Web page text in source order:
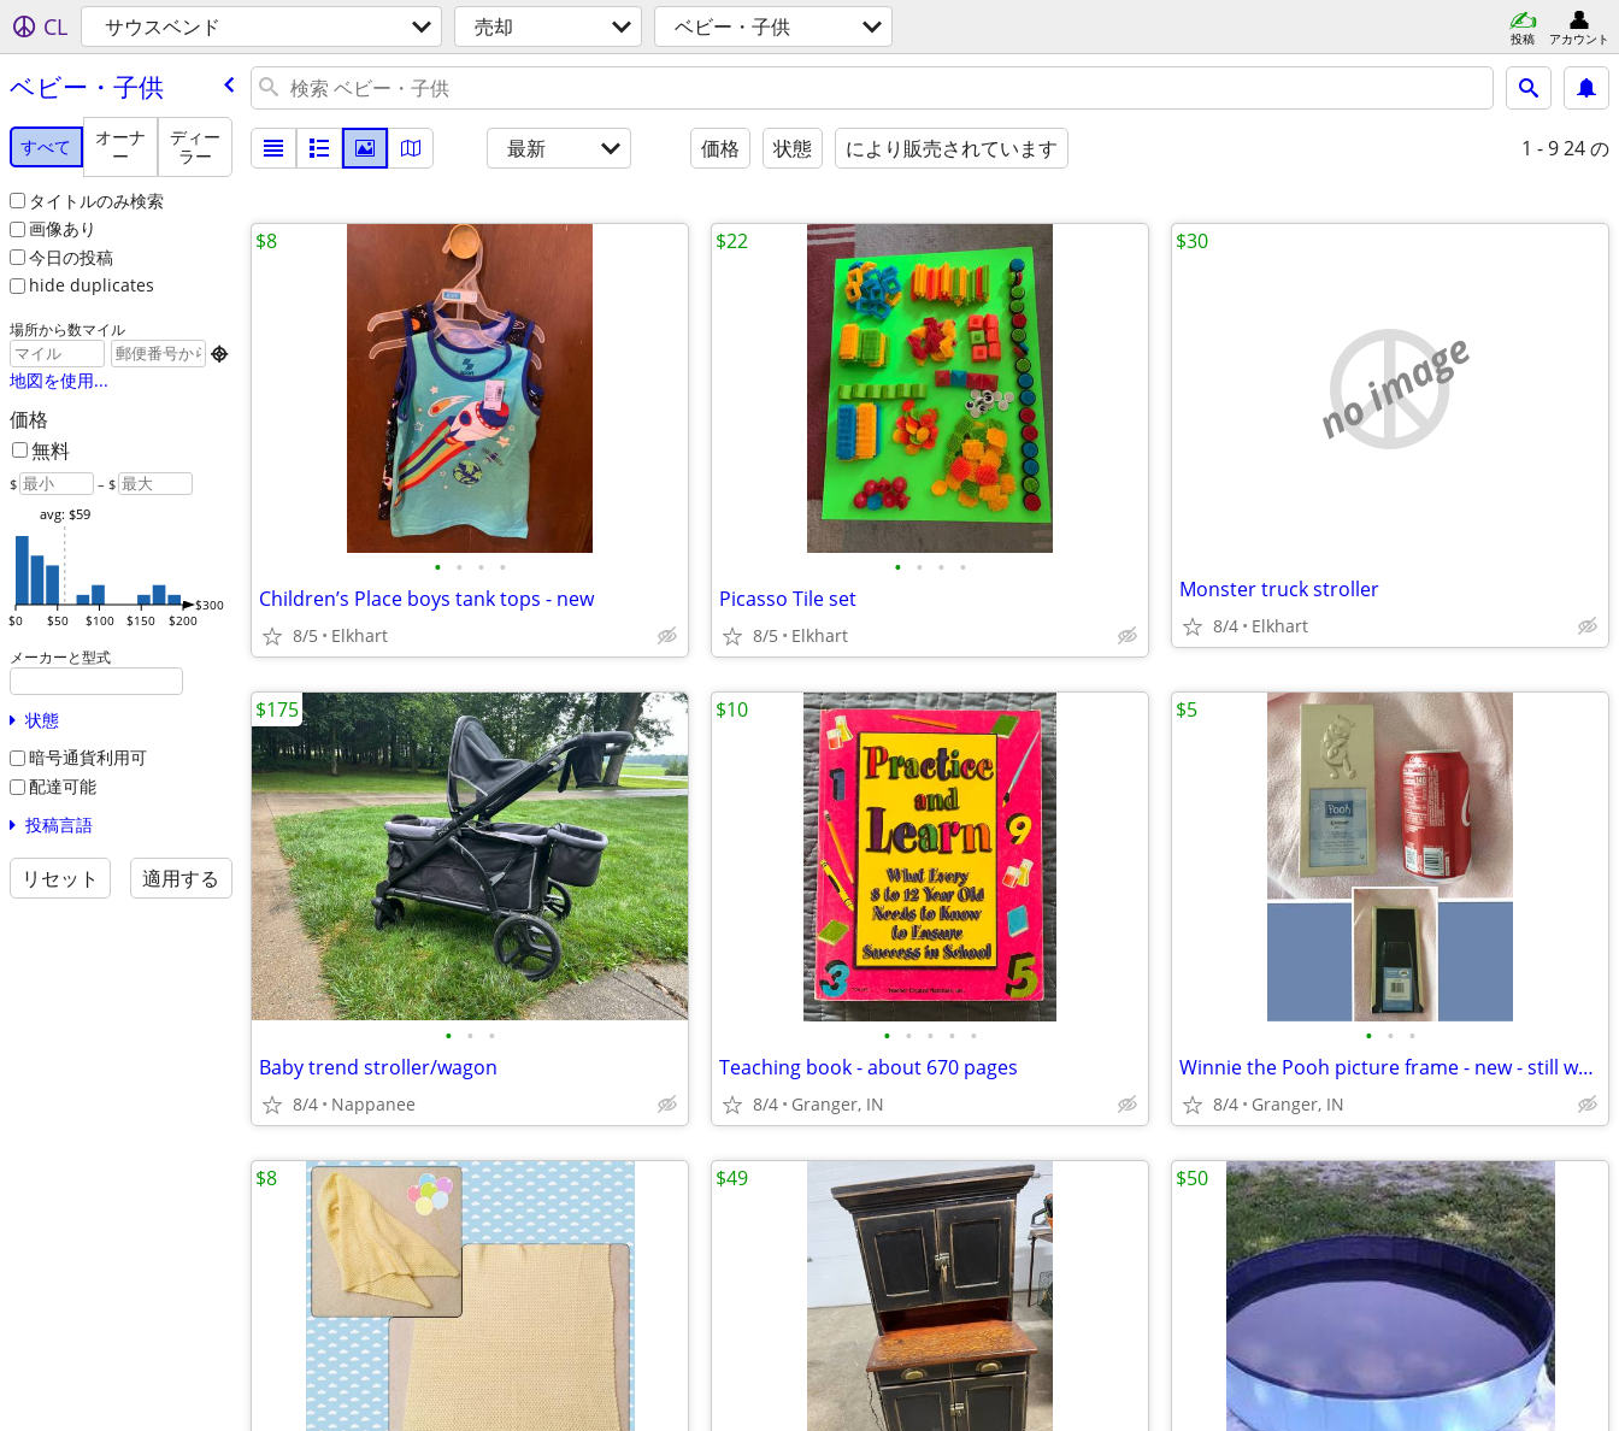
CL サウスベンド 売却 ベビー・子供 投稿 アカウント
ベビー・子供
すべて
オーナ
ー
ディー
ラー
タイトルのみ検索
画像あり
今日の投稿
hide duplicates
場所から数マイル

地図を使用...
価格
無料
$ – $
$0 $50 $100 $150 $200
$300
avg: $59
メーカーと型式
状態
暗号通貨利用可
配達可能
投稿言語
リセット 適用する
最新 価格 状態 により販売されています 1 - 924 の
• • • •
Children’s Place boys tank tops - new
8/5 Elkhart
$8
• • • •
Picasso Tile set
8/5 Elkhart
$22
no image
Monster truck stroller
8/4 Elkhart
$30
• • •
Baby trend stroller/wagon
8/4 Nappanee
$175
• • • • •
Teaching book - about 670 pages
8/4 Granger, IN
$10
• • •
Winnie the Pooh picture frame - new - still wrapped in plastic
8/4 Granger, IN
$5
$8 $49 $50